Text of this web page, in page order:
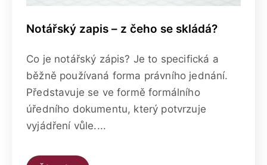
Notářský zapis – z čeho se skládá?
Co je notářský zápis? Je to specifická a
běžně používaná forma právního jednání.
Představuje se ve formě formálního
úředního dokumentu, který potvrzuje
vyjádření vůle....